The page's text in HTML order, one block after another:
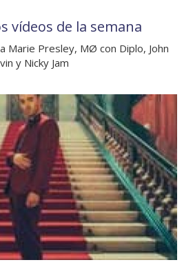
vídeos de la semana
Marie Presley, MØ con Diplo, John
y Nicky Jam